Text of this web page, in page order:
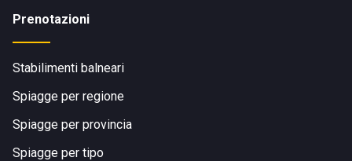
Prenotazioni
Stabilimenti balneari
Spiagge per regione
Spiagge per provincia
Spiagge per tipo